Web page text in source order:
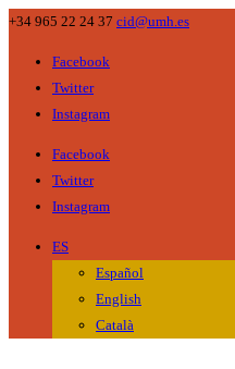
+34 965 22 24 37 cid@umh.es
Facebook
Twitter
Instagram
Facebook
Twitter
Instagram
ES
Español
English
Català